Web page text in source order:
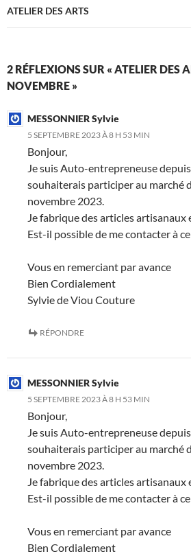
ATELIER DES ARTS
2 RÉFLEXIONS SUR « ATELIER DES
NOVEMBRE »
MESSONNIER Sylvie
5 SEPTEMBRE 2023 À 8 H 53 MIN
Bonjour,
Je suis Auto-entrepreneuse
souhaiterais participer au marché
novembre 2023.
Je fabrique des articles
Est-il possible de me contacter à
Vous en remerciant par avance
Bien Cordialement
Sylvie de Viou Couture
RÉPONDRE
MESSONNIER Sylvie
5 SEPTEMBRE 2023 À 8 H 53 MIN
Bonjour,
Je suis Auto-entrepreneuse
souhaiterais participer au marché
novembre 2023.
Je fabrique des articles
Est-il possible de me contacter à
Vous en remerciant par avance
Bien Cordialement